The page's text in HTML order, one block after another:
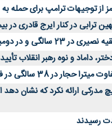
از توجیهات ترامپ برای حمله به
ترابی در کنار ایرج قادری در
دومین فیلم اش؛ سال 70
داماد و نوه رهبر انقلاب
38 سالگی در فیلم 360 درجه
مدرکی ارائه نکرد که نشان دهد
رسیدند